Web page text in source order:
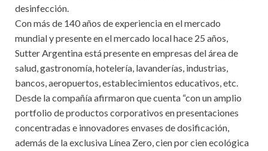
desinfección.
Con más de 140 años de experiencia en el mercado
mundial y presente en el mercado local hace 25 años,
Sutter Argentina está presente en empresas del área de
salud, gastronomía, hotelería, lavanderías, industrias,
bancos, aeropuertos, establecimientos educativos, etc.
Desde la compañía afirmaron que cuenta “con un amplio
portfolio de productos corporativos en presentaciones
concentradas e innovadores envases de dosificación,
además de la exclusiva Línea Zero, cien por cien ecológica